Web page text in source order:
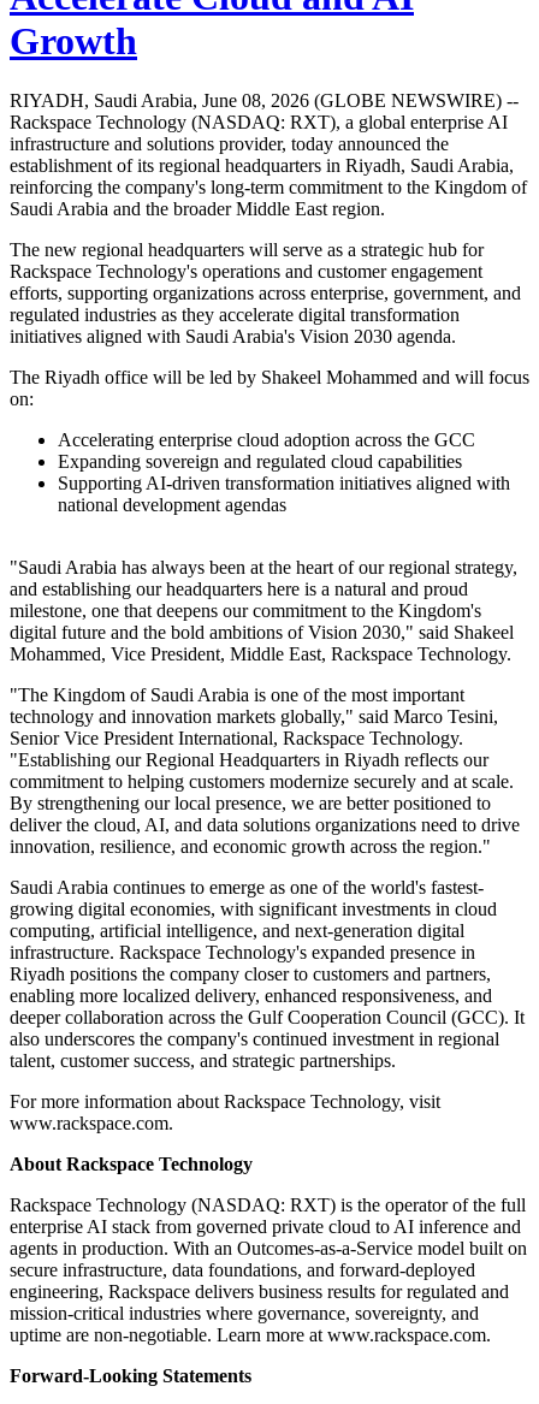
Growth
RIYADH, Saudi Arabia, June 08, 2026 (GLOBE NEWSWIRE) --
Rackspace Technology (NASDAQ: RXT), a global enterprise AI
infrastructure and solutions provider, today announced the
establishment of its regional headquarters in Riyadh, Saudi Arabia,
reinforcing the company's long-term commitment to the Kingdom of
Saudi Arabia and the broader Middle East region.
The new regional headquarters will serve as a strategic hub for
Rackspace Technology's operations and customer engagement
efforts, supporting organizations across enterprise, government, and
regulated industries as they accelerate digital transformation
initiatives aligned with Saudi Arabia's Vision 2030 agenda.
The Riyadh office will be led by Shakeel Mohammed and will focus
on:
Accelerating enterprise cloud adoption across the GCC
Expanding sovereign and regulated cloud capabilities
Supporting AI-driven transformation initiatives aligned with
national development agendas
"Saudi Arabia has always been at the heart of our regional strategy,
and establishing our headquarters here is a natural and proud
milestone, one that deepens our commitment to the Kingdom's
digital future and the bold ambitions of Vision 2030," said Shakeel
Mohammed, Vice President, Middle East, Rackspace Technology.
"The Kingdom of Saudi Arabia is one of the most important
technology and innovation markets globally," said Marco Tesini,
Senior Vice President International, Rackspace Technology.
"Establishing our Regional Headquarters in Riyadh reflects our
commitment to helping customers modernize securely and at scale.
By strengthening our local presence, we are better positioned to
deliver the cloud, AI, and data solutions organizations need to drive
innovation, resilience, and economic growth across the region."
Saudi Arabia continues to emerge as one of the world's fastest-
growing digital economies, with significant investments in cloud
computing, artificial intelligence, and next-generation digital
infrastructure. Rackspace Technology's expanded presence in
Riyadh positions the company closer to customers and partners,
enabling more localized delivery, enhanced responsiveness, and
deeper collaboration across the Gulf Cooperation Council (GCC). It
also underscores the company's continued investment in regional
talent, customer success, and strategic partnerships.
For more information about Rackspace Technology, visit
www.rackspace.com.
About Rackspace Technology
Rackspace Technology (NASDAQ: RXT) is the operator of the full
enterprise AI stack from governed private cloud to AI inference and
agents in production. With an Outcomes-as-a-Service model built on
secure infrastructure, data foundations, and forward-deployed
engineering, Rackspace delivers business results for regulated and
mission-critical industries where governance, sovereignty, and
uptime are non-negotiable. Learn more at www.rackspace.com.
Forward-Looking Statements